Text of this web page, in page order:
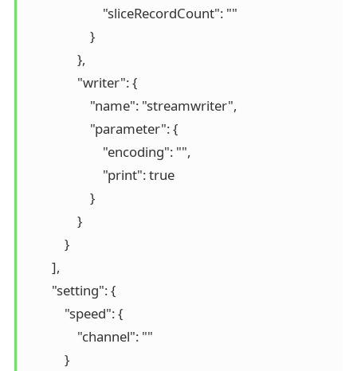
                        "sliceRecordCount": ""
                    }
                },
                "writer": {
                    "name": "streamwriter",
                    "parameter": {
                        "encoding": "",
                        "print": true
                    }
                }
            }
        ],
        "setting": {
            "speed": {
                "channel": ""
            }